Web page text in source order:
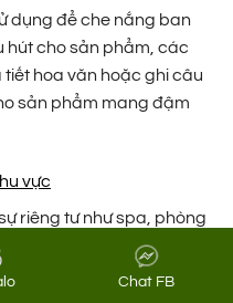
Chat FB
dụng để che nắng ban
hút cho sản phẩm, các
hoa văn hoặc ghi câu
sản phẩm mang đậm
vực
riêng tư như spa, phòng
ứng dụng tấm rèm tre
thiết. Hoặc bạn cũng